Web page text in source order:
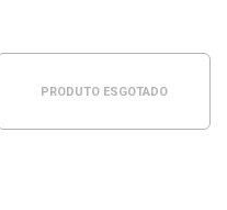
PRODUTO ESGOTADO